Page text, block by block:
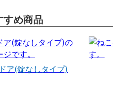
すめ商品
ア(錠なしタイプ)